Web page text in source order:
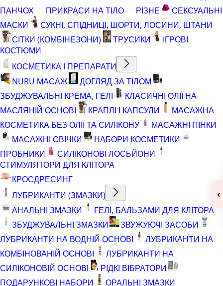
ПАНЧОХ
ПРИКРАСИ НА ТІЛО РІЗНЕ
СЕКСУАЛЬНІ
МАСКИ
СУКНІ, СПІДНИЦІ, ШОРТИ, ЛОСИНИ, ШТАНИ
СІТКИ (КОМБІНЕЗОНИ)
ТРУСИКИ
ІГРОВІ
КОСТЮМИ
КОСМЕТИКА І ПРЕПАРАТИ
NURU МАСАЖ
ДОГЛЯД ЗА ТІЛОМ
ЗБУДЖУВАЛЬНІ КРЕМА, ГЕЛІ
КЛАСИЧНІ ОЛІЇ НА
МАСЛЯНІЙ ОСНОВІ
КРАПЛІ І КАПСУЛИ
МАСАЖНА
КОСМЕТИКА БЕЗ ОЛІЇ ТА СИЛІКОНУ
МАСАЖНІ ПІНКИ
МАСАЖНІ СВІЧКИ
НАБОРИ КОСМЕТИКИ
ПРОБНИКИ
СИЛІКОНОВІ ЛОСЬЙОНИ
СТИМУЛЯТОРИ ДЛЯ КЛІТОРА
КРОСДРЕСИНГ
ЛУБРИКАНТИ (ЗМАЗКИ)
АНАЛЬНІ ЗМАЗКИ
ГЕЛІ, БАЛЬЗАМИ ДЛЯ КЛІТОРА
ЗБУДЖУВАЛЬНІ ЗМАЗКИ
ЗВУЖУЮЧІ ЗАСОБИ
ЛУБРИКАНТИ НА ВОДНІЙ ОСНОВІ
ЛУБРИКАНТИ НА
КОМБІНОВАНІЙ ОСНОВІ
ЛУБРИКАНТИ НА
СИЛІКОНОВІЙ ОСНОВІ
РІДКІ ВІБРАТОРИ
ПОДАРУНКОВІ НАБОРИ
ОРАЛЬНІ ЗМАЗКИ
‹